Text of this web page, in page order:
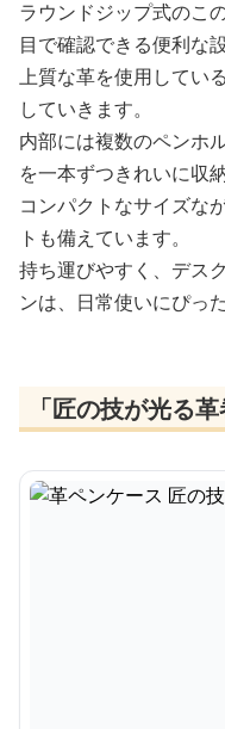
ラウンドジップ式のこ
目で確認できる便利な
上質な革を使用してい
していきます。
内部には複数のペンホ
を一本ずつきれいに収
コンパクトなサイズな
トも備えています。
持ち運びやすく、デス
ンは、日常使いにぴっ
「匠の技が光る